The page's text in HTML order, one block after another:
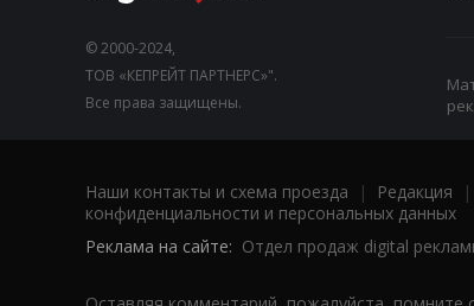
© 2000-2024,
ТОВ «КЕПРЕЙТ ПАРТНЕРС»".
Все права защищены.
Наши контакты и схема проезда | Редакция |
конфиденциальности и персональных данных
Реклама на сайте: Отдел продаж digital